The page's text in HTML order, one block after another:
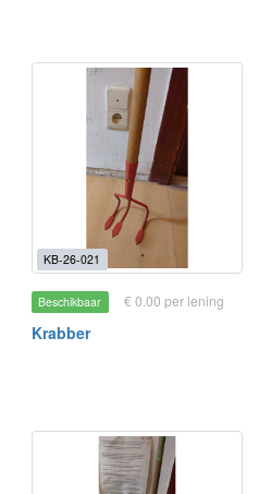
KB-26-021
Beschikbaar € 0.00 per lening
Krabber